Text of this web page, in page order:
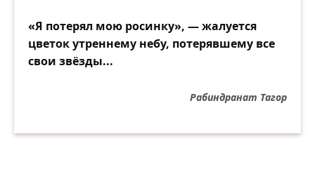
«Я потерял мою росинку», — жалуется
цветок утреннему небу, потерявшему все
свои звёзды...
Рабиндранат Тагор